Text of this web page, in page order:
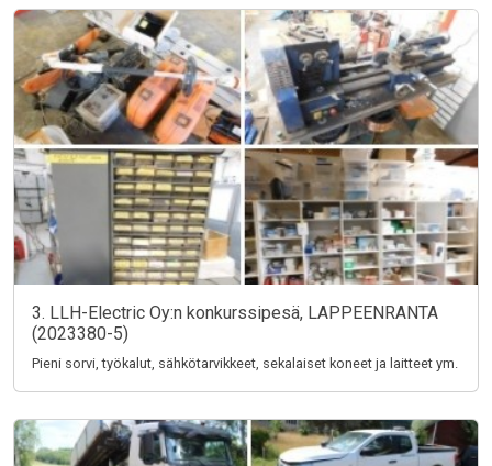
3. LLH-Electric Oy:n konkurssipesä, LAPPEENRANTA
(2023380-5)
Pieni sorvi, työkalut, sähkötarvikkeet, sekalaiset koneet ja laitteet ym.